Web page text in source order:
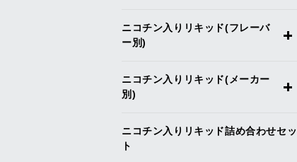
ニコチン入りリキッド(フレーバ
ー別)
ニコチン入りリキッド(メーカー
別)
ニコチン入りリキッド詰め合わせセッ
ト